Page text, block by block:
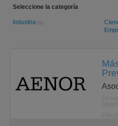
Seleccione la categoría
Industria (1)